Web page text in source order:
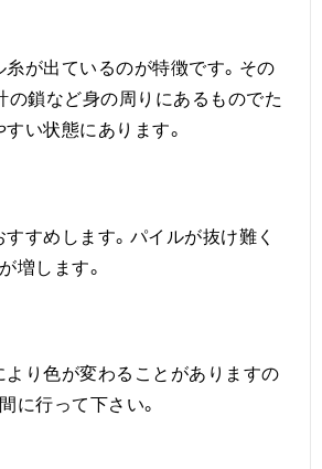
糸が出ているのが特徴です。その
の鎖など身の周りにあるものでた
い状態にあります。
すめします。パイルが抜け難く
増します。
より色が変わることがありますの
に行って下さい。